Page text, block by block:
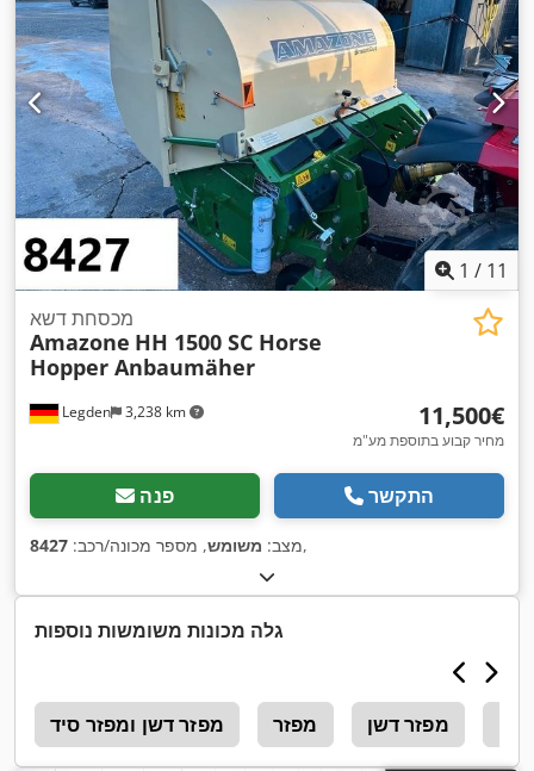
1 / 11
Legden 3,238 km
מכסחת דשא
Amazone HH 1500 SC Horse
Hopper Anbaumäher
‏11,500 ‏€
מחיר קבוע בתוספת מע"מ
פנה התקשר
מצב: משומש, מספר מכונה/רכב: 8427 ,
גלה מכונות משומשות נוספות
מפזר דשן ומפזר סיד מפזר מפזר דשן